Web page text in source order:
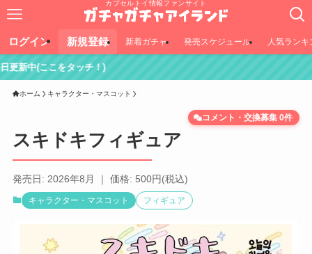
カプセルトイ情報ファンサイト
ログイン 新規登録 新着ガチャ 発売スケジュール 人気ランキ
ッチ！)
ホーム キャラクター・マスコット
スキドキフィギュア
コメント・交換募集 0件
発売日: 2026年8月 ｜ 価格: 500円(税込)
キャラクター・マスコット フィギュア